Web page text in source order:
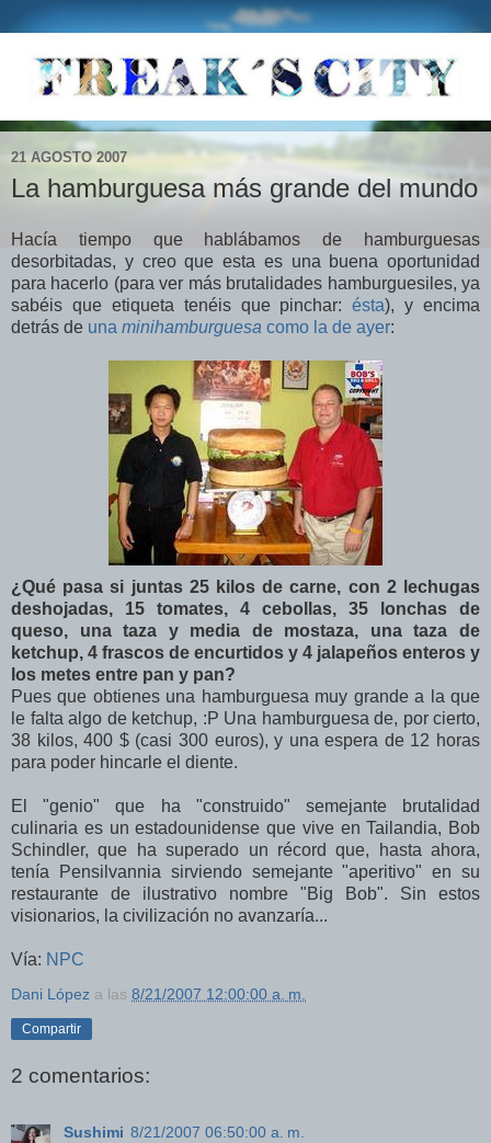
21 AGOSTO 2007
La hamburguesa más grande del mundo
Hacía tiempo que hablábamos de hamburguesas
desorbitadas, y creo que esta es una buena oportunidad
para hacerlo (para ver más brutalidades hamburguesiles, ya
sabéis que etiqueta tenéis que pinchar:ésta), y encima
detrás de una minihamburguesa como la de ayer:
¿Qué pasa si juntas 25 kilos de carne, con 2 lechugas
deshojadas, 15 tomates, 4 cebollas, 35 lonchas de
queso, una taza y media de mostaza, una taza de
ketchup, 4 frascos de encurtidos y 4 jalapeños enteros y
los metes entre pan y pan?
Pues que obtienes una hamburguesa muy grande a la que
le falta algo de ketchup, :P Una hamburguesa de, por cierto,
38 kilos, 400 $ (casi 300 euros), y una espera de 12 horas
para poder hincarle el diente.
El "genio" que ha "construido" semejante brutalidad
culinaria es un estadounidense que vive en Tailandia, Bob
Schindler, que ha superado un récord que, hasta ahora,
tenía Pensilvannia sirviendo semejante "aperitivo" en su
restaurante de ilustrativo nombre "Big Bob". Sin estos
visionarios, la civilización no avanzaría...
Vía: NPC
Dani López a las 8/21/2007 12:00:00 a. m.
Compartir
2 comentarios:
Sushimi 8/21/2007 06:50:00 a. m.